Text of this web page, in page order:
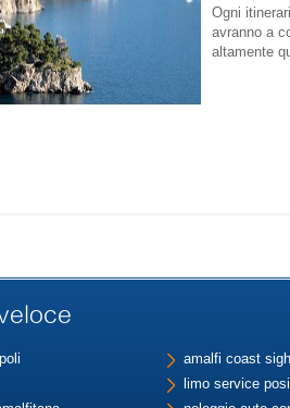
Ogni
avranno a
altamente
amalfi coast
limo service